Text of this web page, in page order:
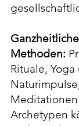
Ganzheitliche
Methoden:
Rituale,
Archetypen